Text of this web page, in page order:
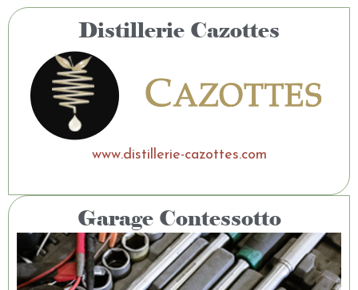
Distillerie Cazottes
www.distillerie-cazottes.com
Garage Contessotto